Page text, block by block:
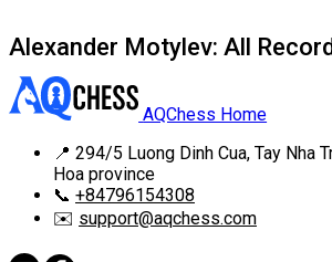
Alexander Motylev: All
AQChess Home
📍 294/5 Luong Dinh Cua, Tay Nha
Hoa province
📞 +84796154308
✉️ support@aqchess.com